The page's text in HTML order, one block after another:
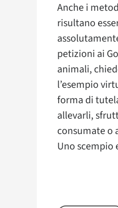
Anche i
risultano
petizioni ai
animali,
l’esempio
forma di
allevarli,
consumate o
Uno scempio